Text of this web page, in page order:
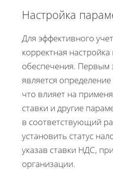
Настройка
Для эффективного
корректная
обеспечения. Первым
является
что влияет на
ставки и другие
в соответствующий
установить статус
указав ставки НДС,
организации.